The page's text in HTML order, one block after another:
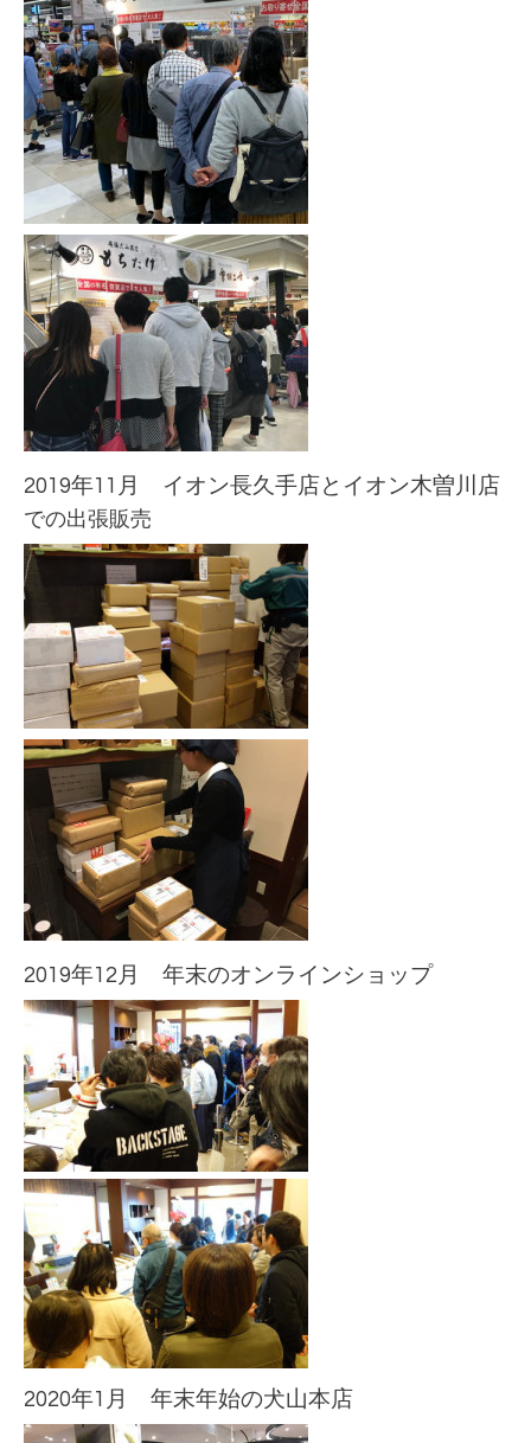
2019年11月 イオン長久手店とイオン木曽川 店
での出張販売
2019年12月 年末のオンラインショップ
2020年1月 年末年始の犬山本店